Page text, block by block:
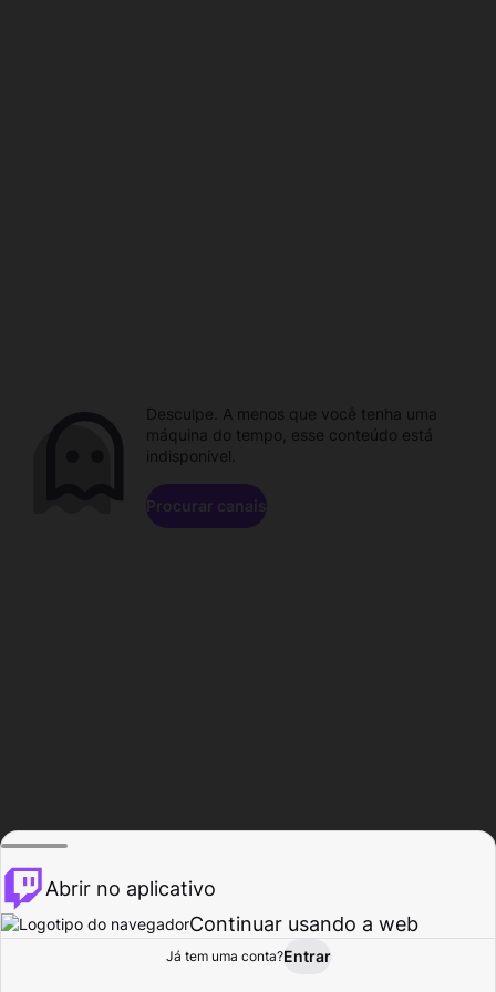
Procurar Atividade
Desculpe. A menos que você tenha uma
máquina do tempo, esse conteúdo está
indisponível.
Procurar canais
Abrir no aplicativo
Continuar usando a web
Já tem uma conta?Entrar